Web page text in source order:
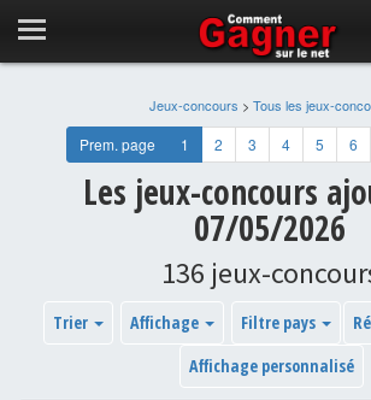
Jeux-concours > Tous les jeux-
Prem. page 1 2 3 4 5 6
Les jeux-concours
07/05/2026
136 jeux-
Trier Affichage Filtre pays
Affichage personnalisé